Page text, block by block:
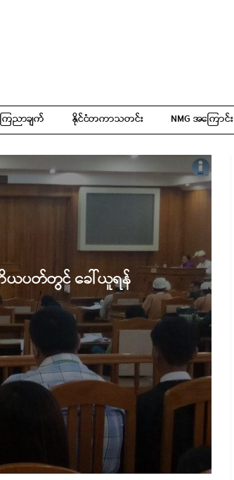
ေညာချက် နိုင်ငံတကာသတင်း NMG အကြောင်း
ယပတ်တွင် ခေါ်ယူရန်